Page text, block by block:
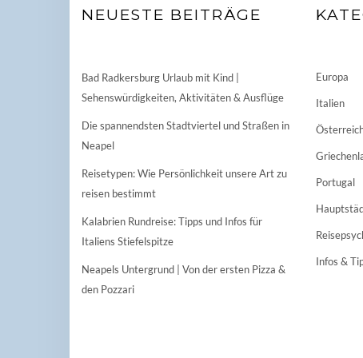
NEUESTE BEITRÄGE
Bad Radkersburg Urlaub mit Kind |
Sehenswürdigkeiten, Aktivitäten & Ausflüge
Die spannendsten Stadtviertel und Straßen in
Neapel
Reisetypen: Wie Persönlichkeit unsere Art zu
reisen bestimmt
Kalabrien Rundreise: Tipps und Infos für
Italiens Stiefelspitze
Neapels Untergrund | Von der ersten Pizza &
den Pozzari
Europa
Italien
Portugal
Infos &